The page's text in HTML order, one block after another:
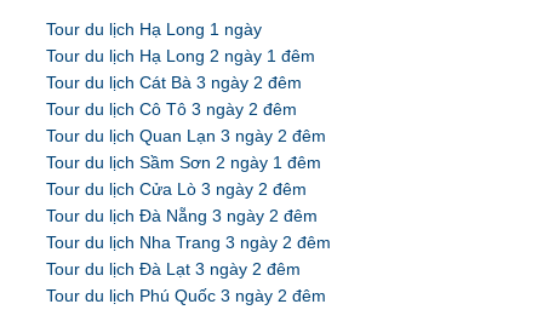
Tour du lịch Hạ Long 1 ngày
Tour du lịch Hạ Long 2 ngày 1 đêm
Tour du lịch Cát Bà 3 ngày 2 đêm
Tour du lịch Cô Tô 3 ngày 2 đêm
Tour du lịch Quan Lạn 3 ngày 2 đêm
Tour du lịch Sầm Sơn 2 ngày 1 đêm
Tour du lịch Cửa Lò 3 ngày 2 đêm
Tour du lịch Đà Nẵng 3 ngày 2 đêm
Tour du lịch Nha Trang 3 ngày 2 đêm
Tour du lịch Đà Lạt 3 ngày 2 đêm
Tour du lịch Phú Quốc 3 ngày 2 đêm